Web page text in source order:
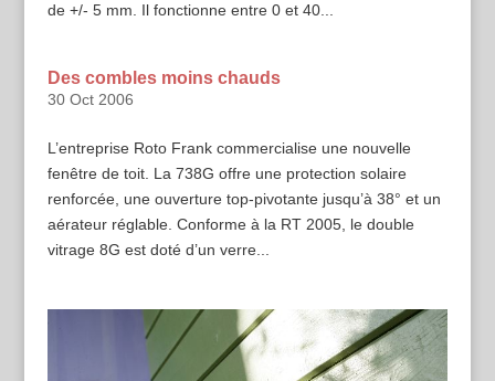
de +/- 5 mm. Il fonctionne entre 0 et 40...
Des combles moins chauds
30 Oct 2006
L’entreprise Roto Frank commercialise une nouvelle
fenêtre de toit. La 738G offre une protection solaire
renforcée, une ouverture top-pivotante jusqu’à 38° et un
aérateur réglable. Conforme à la RT 2005, le double
vitrage 8G est doté d’un verre...